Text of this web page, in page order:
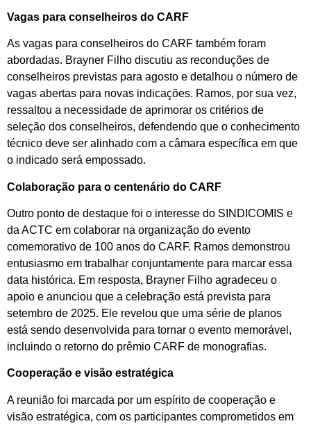
Vagas para conselheiros do CARF
As vagas para conselheiros do CARF também foram
abordadas. Brayner Filho discutiu as reconduções de
conselheiros previstas para agosto e detalhou o número de
vagas abertas para novas indicações. Ramos, por sua vez,
ressaltou a necessidade de aprimorar os critérios de
seleção dos conselheiros, defendendo que o conhecimento
técnico deve ser alinhado com a câmara específica em que
o indicado será empossado.
Colaboração para o centenário do CARF
Outro ponto de destaque foi o interesse do SINDICOMIS e
da ACTC em colaborar na organização do evento
comemorativo de 100 anos do CARF. Ramos demonstrou
entusiasmo em trabalhar conjuntamente para marcar essa
data histórica. Em resposta, Brayner Filho agradeceu o
apoio e anunciou que a celebração está prevista para
setembro de 2025. Ele revelou que uma série de planos
está sendo desenvolvida para tornar o evento memorável,
incluindo o retorno do prêmio CARF de monografias.
Cooperação e visão estratégica
A reunião foi marcada por um espírito de cooperação e
visão estratégica, com os participantes comprometidos em